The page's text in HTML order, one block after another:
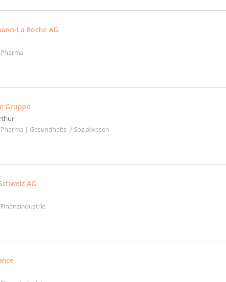
La Roche AG
Gruppe
| Gesundheits- / Sozialwesen
AG